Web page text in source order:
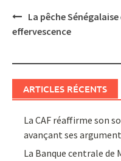
Post
navigation
La pêche Sénégalaise
effervescence
ARTICLES RÉCENTS
La CAF réaffirme son
avançant ses
La Banque centrale de